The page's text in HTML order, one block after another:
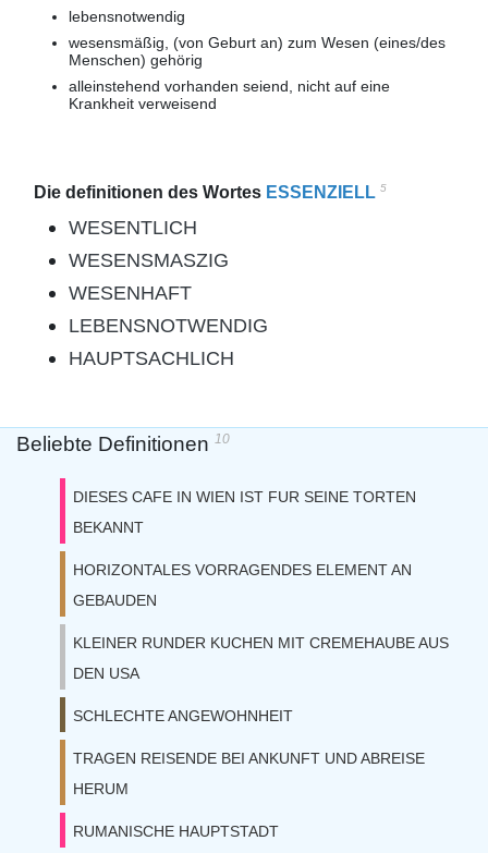
lebensnotwendig
wesensmäßig, (von Geburt an) zum Wesen (eines/des
Menschen) gehörig
alleinstehend vorhanden seiend, nicht auf eine
Krankheit verweisend
Die definitionen des Wortes ESSENZIELL 5
WESENTLICH
WESENSMASZIG
WESENHAFT
LEBENSNOTWENDIG
HAUPTSACHLICH
Beliebte Definitionen 10
DIESES CAFE IN WIEN IST FUR SEINE TORTEN
BEKANNT
HORIZONTALES VORRAGENDES ELEMENT AN
GEBAUDEN
KLEINER RUNDER KUCHEN MIT CREMEHAUBE AUS
DEN USA
SCHLECHTE ANGEWOHNHEIT
TRAGEN REISENDE BEI ANKUNFT UND ABREISE
HERUM
RUMANISCHE HAUPTSTADT